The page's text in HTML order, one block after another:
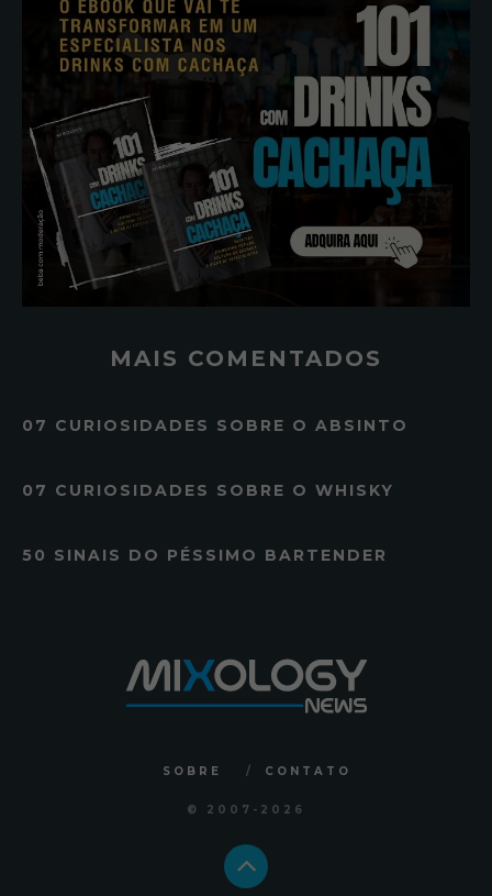
MAIS COMENTADOS
07 CURIOSIDADES SOBRE O ABSINTO
07 CURIOSIDADES SOBRE O WHISKY
50 SINAIS DO PÉSSIMO BARTENDER
SOBRE CONTATO
© 2007 -2026